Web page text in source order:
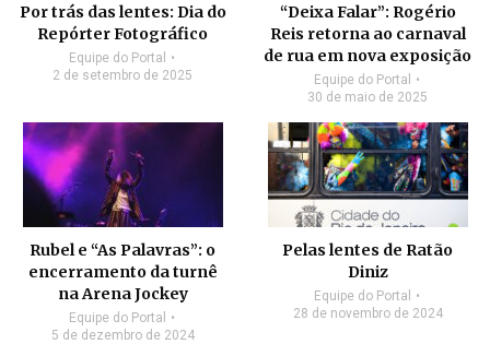
Por trás das lentes: Dia do
Repórter Fotográfico
Equipe do Portal
2 de setembro de 2025
“Deixa Falar”: Rogério
Reis retorna ao carnaval
de rua em nova exposição
Equipe do Portal
30 de maio de 2025
Rubel e “As Palavras”: o
encerramento da turnê
na Arena Jockey
Equipe do Portal
5 de dezembro de 2024
Pelas lentes de Ratão
Diniz
Equipe do Portal
28 de novembro de 2024